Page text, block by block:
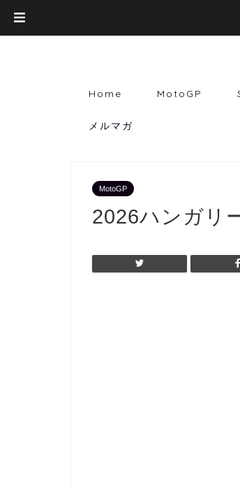
Home MotoGP
メルマガ
MotoGP
2026ハンガリ